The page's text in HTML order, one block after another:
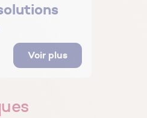
Voir plus